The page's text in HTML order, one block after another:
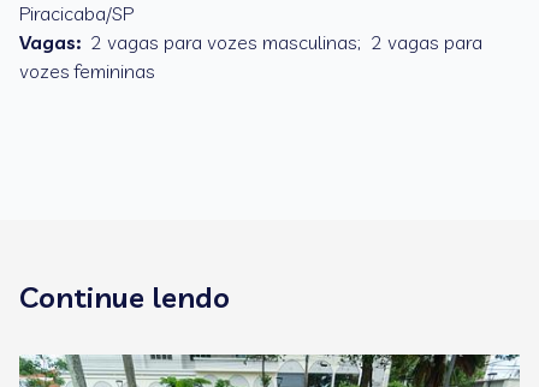
Piracicaba/SP
Vagas: 2 vagas para vozes masculinas; 2 vagas para
vozes femininas
Continue lendo